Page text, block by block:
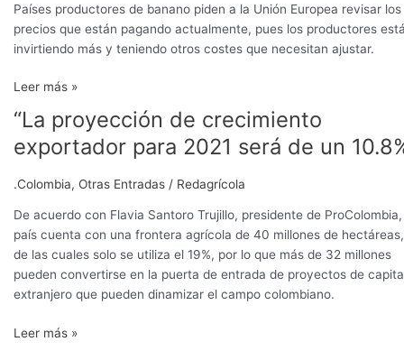
Países productores de banano piden a la Unión Europea revisar los
precios que están pagando actualmente, pues los productores
invirtiendo más y teniendo otros costes que necesitan ajustar.
revisar
precio
de
del
banano
Leer más »
“La proyección de crecimiento
exportador para 2021 será de un
.Colombia, Otras Entradas / Redagrícola
De acuerdo con Flavia Santoro Trujillo, presidente de
país cuenta con una frontera agrícola de 40 millones de hectáreas,
de las cuales solo se utiliza el 19%, por lo que más de 32 millones
pueden convertirse en la puerta de entrada de proyectos de
extranjero que pueden dinamizar el campo colombiano.
“La
proyección
de
exportador
para
2021
será
de
un
Leer más »